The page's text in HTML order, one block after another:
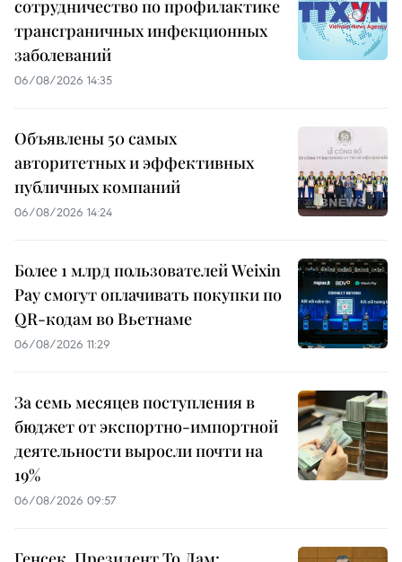
сотрудничество по профилактике
трансграничных инфекционных
заболеваний
06/08/2026 14:35
Объявлены 50 самых
авторитетных и эффективных
публичных компаний
06/08/2026 14:24
Более 1 млрд пользователей Weixin
Pay смогут оплачивать покупки по
QR-кодам во Вьетнаме
06/08/2026 11:29
За семь месяцев поступления в
бюджет от экспортно-импортной
деятельности выросли почти на
19%
06/08/2026 09:57